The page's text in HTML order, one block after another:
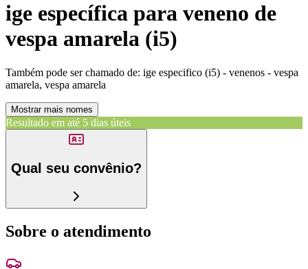
ige específica para veneno de
vespa amarela (i5)
Também pode ser chamado de: ige especifico (i5) - venenos - vespa
amarela, vespa amarela
Mostrar mais nomes
Resultado em até 5 dias úteis
Qual seu convênio?
Sobre o atendimento